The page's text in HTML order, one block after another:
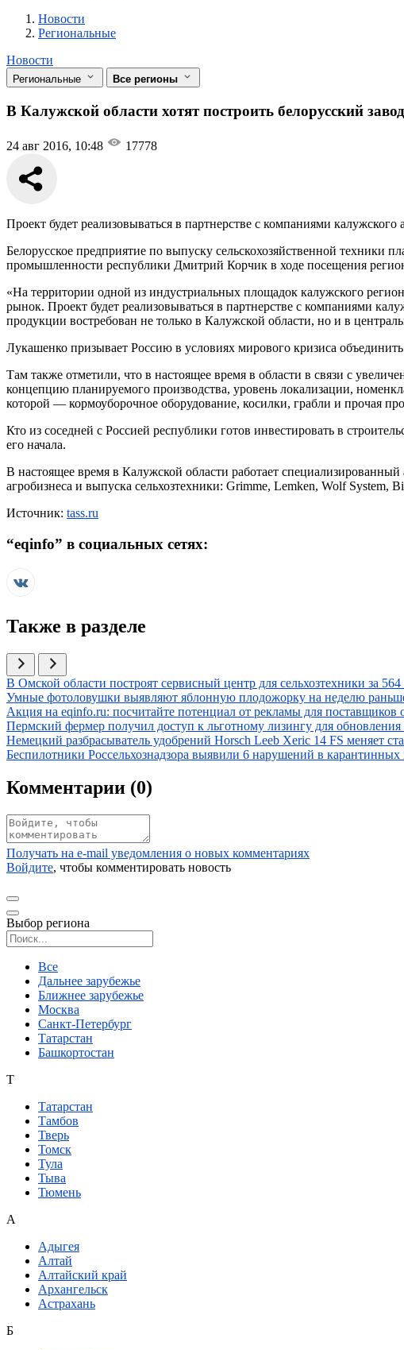
Новости
Разделы
Новости
Региональные
Новости
Региональные Все регионы
В Калужской области хотят построить белорусский
24 авг 2016, 10:48 17778
Проект будет реализовываться в партнерстве с компаниями
Белорусское предприятие по выпуску сельскохозяйственной техники
промышленности республики Дмитрий Корчик в ходе посещения
«На территории одной из индустриальных площадок калужского
рынок. Проект будет реализовываться в партнерстве с компаниями
продукции востребован не только в Калужской области, но и в
Лукашенко призывает Россию в условиях мирового кризиса
Там также отметили, что в настоящее время в области в связи с
концепцию планируемого производства, уровень локализации,
которой — кормоуборочное оборудование, косилки, грабли и прочая
Кто из соседней с Россией республики готов инвестировать в
его начала.
В настоящее время в Калужской области работает
агробизнеса и выпуска сельхозтехники: Grimme, Lemken, Wolf System,
Источник: tass.ru
“eqinfo” в социальных сетях:
Также в разделе
Иллюстрация новости
В Омской области построят сервисный центр для сельхозтехники за
Иллюстрация новости
Умные фотоловушки выявляют яблонную плодожорку на неделю
Иллюстрация новости
Акция на eqinfo.ru: посчитайте потенциал от рекламы для поставщиков
Иллюстрация новости
Пермский фермер получил доступ к льготному лизингу для обновления
Иллюстрация новости
Немецкий разбрасыватель удобрений Horsch Leeb Xeric 14 FS меняет
Иллюстрация новости
Беспилотники Россельхознадзора выявили 6 нарушений в
Комментарии (0)
Получать на e‑mail уведомления о новых комментариях
Войдите, чтобы комментировать новость
Выбор региона
Все
Дальнее зарубежье
Ближнее зарубежье
Москва
Санкт-Петербург
Татарстан
Башкортостан
Т
Татарстан
Тамбов
Тверь
Томск
Тула
Тыва
Тюмень
А
Адыгея
Алтай
Алтайский край
Архангельск
Астрахань
Б